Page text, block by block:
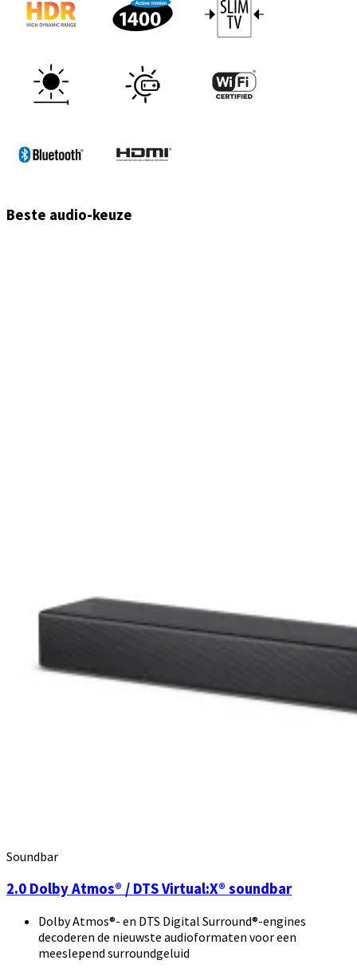
Beste audio-keuze
Soundbar
2.0 Dolby Atmos® / DTS Virtual:X® soundbar
Dolby Atmos®- en DTS Digital Surround®-engines
decoderen de nieuwste audioformaten voor een
meeslepend surroundgeluid